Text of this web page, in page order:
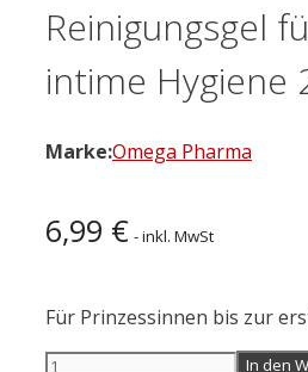
Reinigungsgel
intime Hygiene
Marke:Omega Pharma
6,99 € - inkl. MwSt
Für Prinzessinnen bis zur
LACTACYD
In den